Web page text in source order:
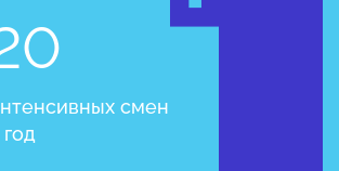
смен
год